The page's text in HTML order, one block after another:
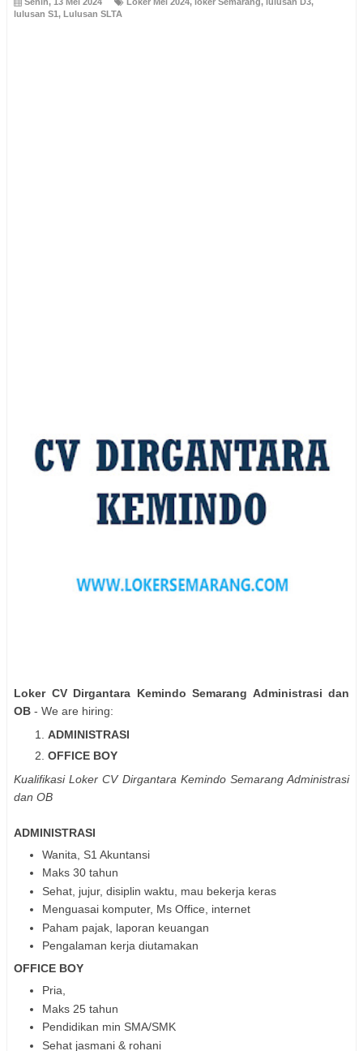
lulusan S1, Lulusan SLTA
Loker CV Dirgantara Kemindo Semarang Administrasi dan
OB - We are hiring:
ADMINISTRASI
OFFICE BOY
KualifikasiLoker CV Dirgantara Kemindo Semarang Administrasi
dan OB
ADMINISTRASI
Wanita, S1 Akuntansi
Maks 30 tahun
Sehat, jujur, disiplin waktu, mau bekerja keras
Menguasai komputer, Ms Office, internet
Paham pajak, laporan keuangan
Pengalaman kerja diutamakan
OFFICE BOY
Pria,
Maks 25 tahun
Pendidikan min SMA/SMK
Sehat jasmani & rohani